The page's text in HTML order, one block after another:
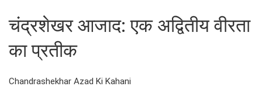
चंद्रशेखर आजाद: एक अद्वितीय वीरता
का प्रतीक
Chandrashekhar Azad Ki Kahani